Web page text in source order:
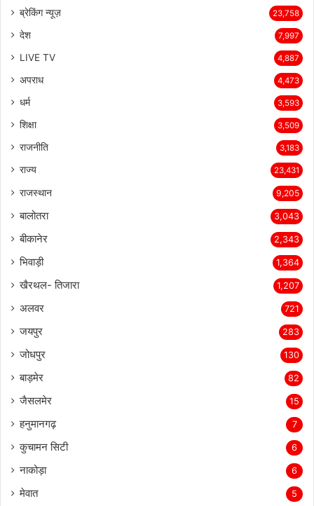
ब्रेकिंग न्यूज़ 23,758
देश 7,997
LIVE TV 4,887
अपराध 4,473
धर्म 3,593
शिक्षा 3,509
राजनीति 3,183
राज्य 23,431
राजस्थान 9,205
बालोतरा 3,043
बीकानेर 2,343
भिवाड़ी 1,364
खैरथल- तिजारा 1,207
अलवर 721
जयपुर 283
जोधपुर 130
बाड़मेर 82
जैसलमेर 15
हनुमानगढ़ 7
कुचामन सिटी 6
नाकोड़ा 6
मेवात 5